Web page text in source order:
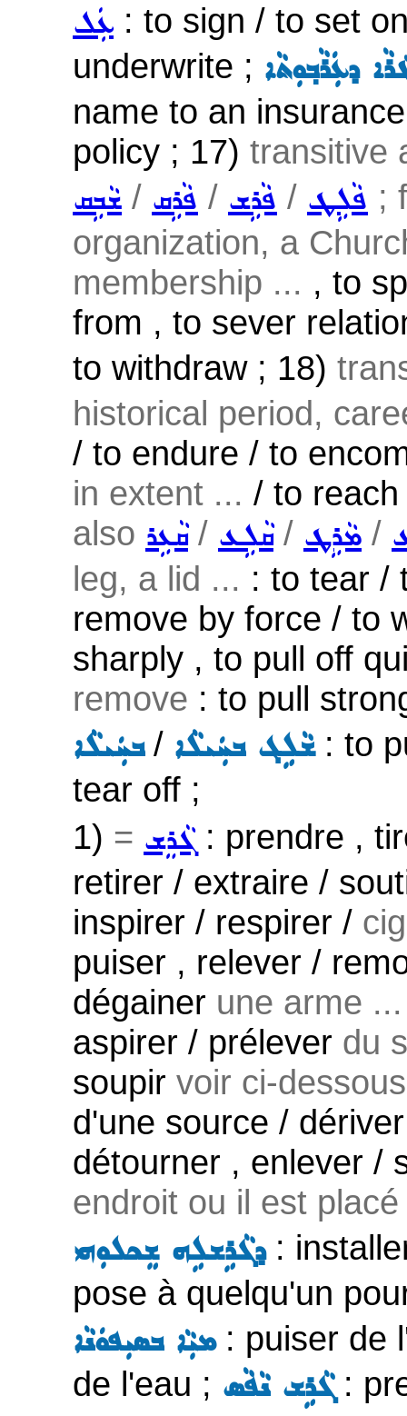
ܥܲܠ : to sign / to set
underwrite ; ܕܥܲܪܵܒ݂ܘܼܬܵܐ
name to an
policy ; 17) transitive
ܫܵܒܹܩ / ܦܵܪܹܩ / ܦܵܪܹܫ / ܦܵܠܹܛ ;
organization, a
membership ... , to
from , to sever
to withdraw ; 18)
historical period,
/ to endure / to
in extent ... / to
also ܩܵܥܹܪ/ ܩܵܠܹܥ/ ܡܵܪܹܛ /
leg, a lid ... : to tear /
remove by force / to
sharply , to pull off
remove : to pull
ܒܚܲܝܠܵܐ/ ܫܵܠܹܓ ܒܚܲܝܠܵܐ: to
tear off ;
1) = ܓܵܪܸܫ: prendre ,
retirer / extraire /
inspirer / respirer /
puiser , relever /
dégainer une arme ...
aspirer / prélever du
soupir voir ci-dessous
d'une source /
détourner , enlever /
endroit ou il est
ܕܓܵܪܹܫܠܹܗ ܫܸܟܠܘܼܗܝ:
pose à quelqu'un
ܡܝܼܵܐ ܒܣܝܼܦܘܿܢܵܐ: puiser de
de l'eau ; ܓܵܪܹܫ ܢܵܦܵܣ: